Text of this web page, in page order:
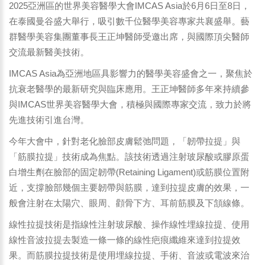
2025亞洲區的世界美容醫學大會IMCAS Asia於6月6日至8日，
在泰國曼谷盛大舉行，吸引數千位醫學美容專家共襄盛舉。藝
群醫學美容集團董事長王正坤醫師受邀出席，與國際頂尖醫師
交流最新醫美技術。
IMCAS Asia為亞洲地區具影響力的醫學美容盛會之一，聚焦於
抗衰老醫學的最新研究與臨床應用。王正坤醫師多年來持續參
與IMCAS世界美容醫學大會，積極與國際專家交流，致力於將
先進技術引進台灣。
今年大會中，針對老化臉部皮膚鬆弛問題，「韌帶拉提」與
「筋膜拉提」技術成為焦點。該技術透過注射玻尿酸或膠原蛋
白增生劑在臉部的固定韌帶(Retaining Ligament)或筋膜位置附
近，支撐臉部幾個主要韌帶與筋膜，達到拉提皮膚的效果，一
般會注射在太陽穴、眼周、顴骨下方、耳前筋膜及下頷線條。
線性拉提技術是指線性注射玻尿酸、操作線性埋線拉提、使用
線性音波拉提去製造一條一條的線性疤痕纖維來達到拉提效
果。而筋膜拉提技術是使用埋線拉提、手術、音波或電波來治